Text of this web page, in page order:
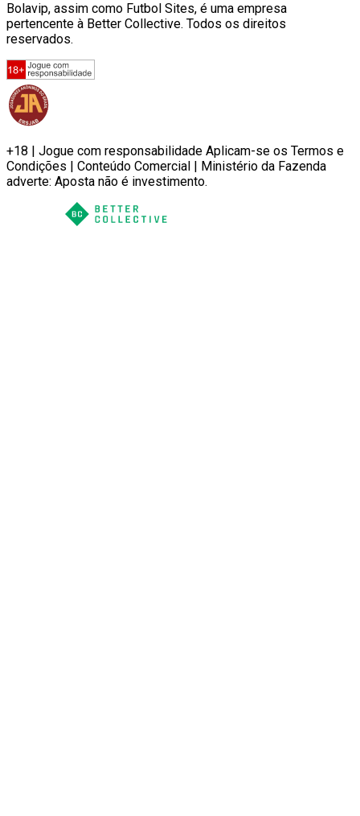
Bolavip, assim como Futbol Sites, é uma empresa
pertencente à Better Collective. Todos os direitos
reservados.
+18 | Jogue com responsabilidade Aplicam-se os Termos e
Condições | Conteúdo Comercial | Ministério da Fazenda
adverte: Aposta não é investimento.